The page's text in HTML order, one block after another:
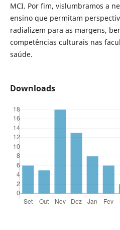
MCI. Por fim, vislumbramos a
ensino que permitam
radializem para as margens,
competências culturais nas
saúde.
Downloads